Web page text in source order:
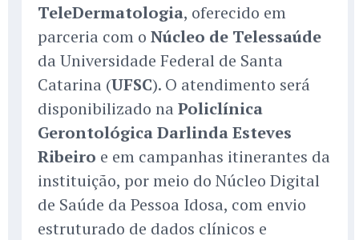
TeleDermatologia, oferecido em
parceria com o Núcleo de Telessaúde
da Universidade Federal de Santa
Catarina (UFSC). O atendimento será
disponibilizado na Policlínica
Gerontológica Darlinda Esteves
Ribeiro e em campanhas itinerantes da
instituição, por meio do Núcleo Digital
de Saúde da Pessoa Idosa, com envio
estruturado de dados clínicos e